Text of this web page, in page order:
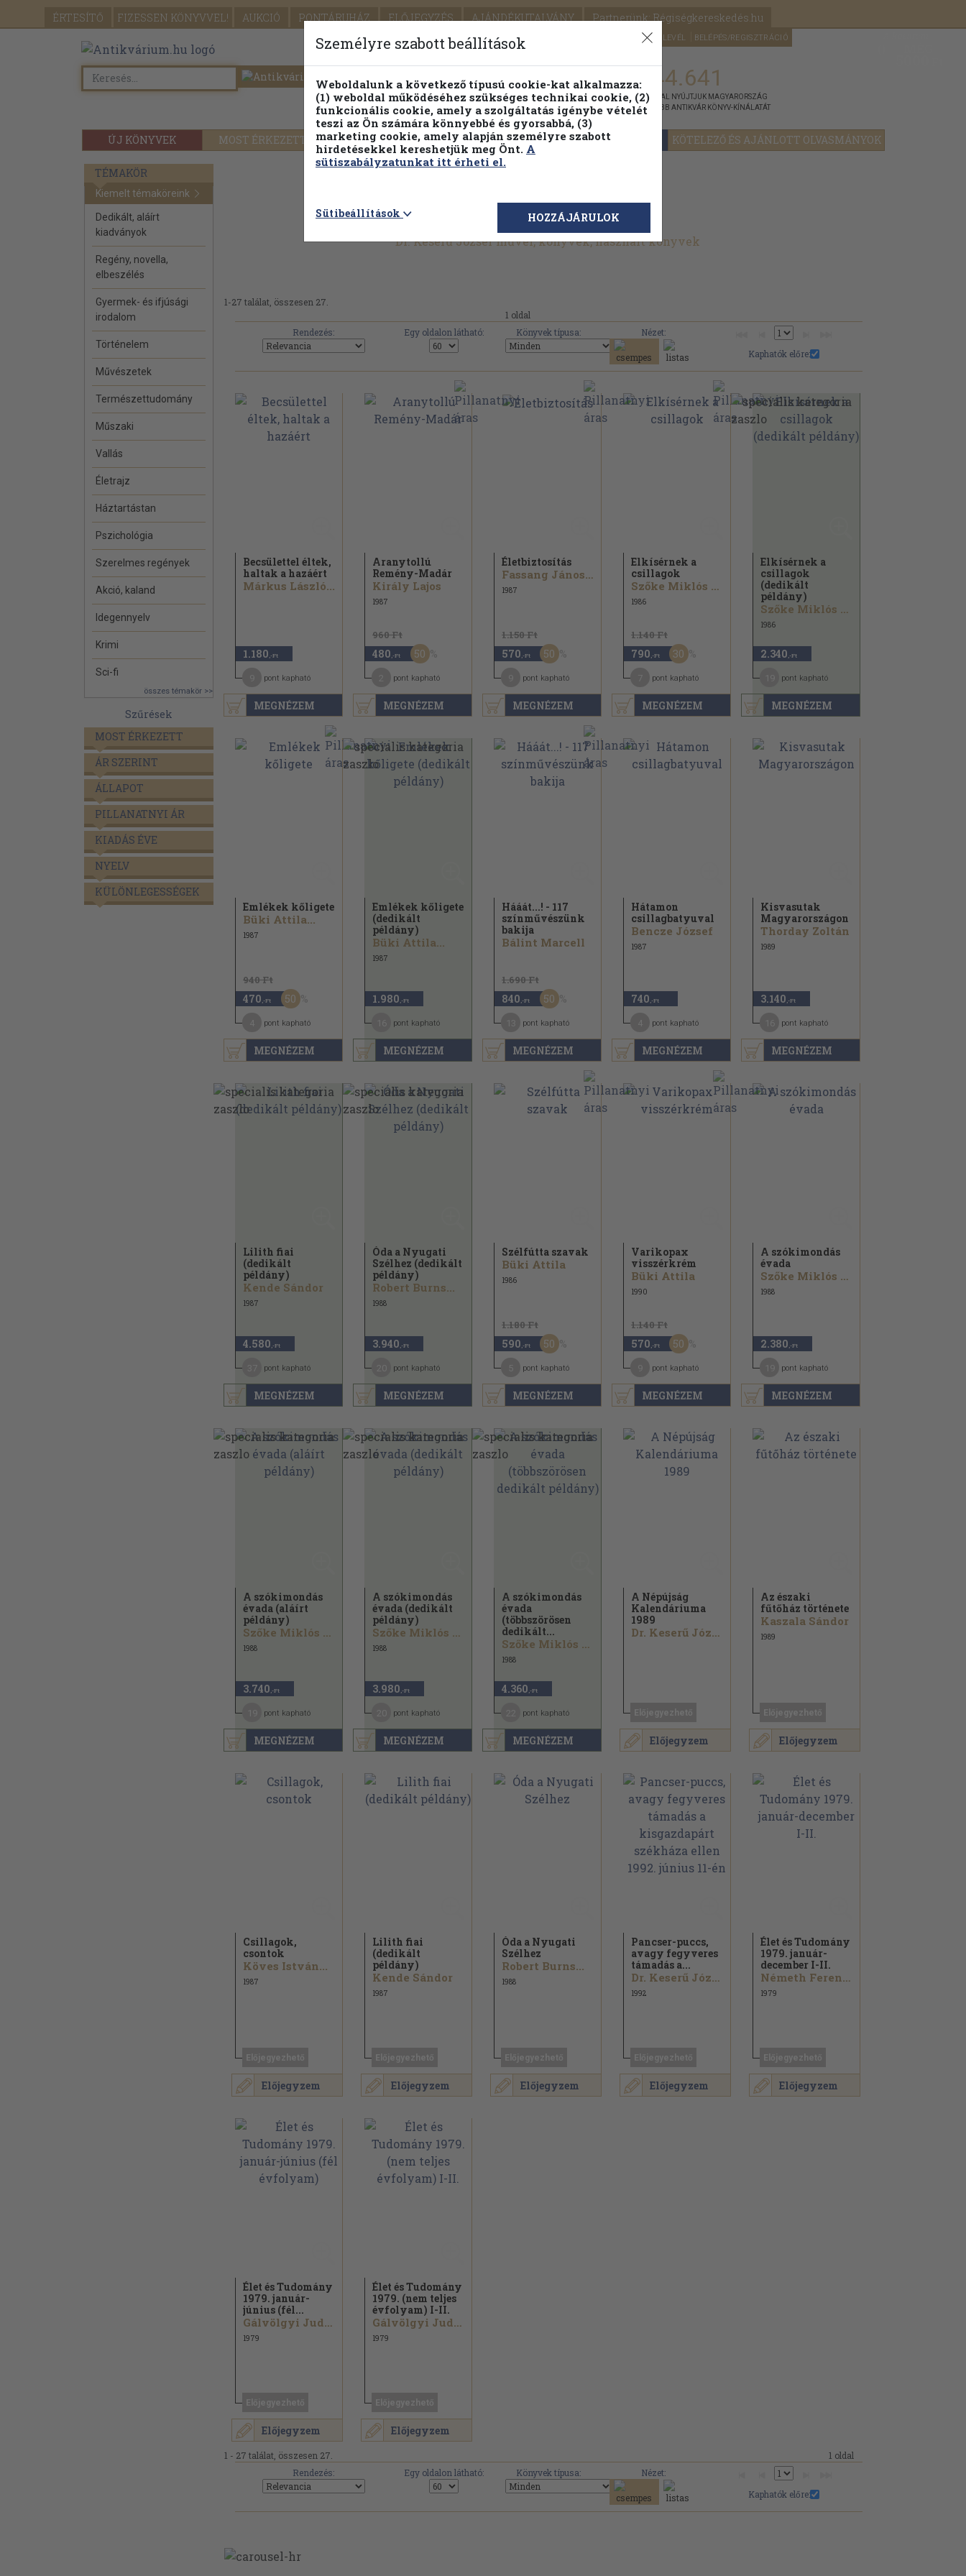
ÉRTESÍTŐ FIZESSEN KÖNYVVEL! AUKCIÓ PONTÁRUHÁZ ELŐJEGYZÉS AJÁNDÉKUTALVÁNY Partnerünk: Régiségkereskedés.hu
SEGÍTSÉG HÍRLEVÉL BELÉPÉS/REGISZTRÁCIÓ
ÚJ KÖNYVEK MOST ÉRKEZETT PILLANATNYI ÁRAINK FENNTARTHATÓ OLVASMÁNYOK KÖTELEZŐ ÉS AJÁNLOTT OLVASMÁNYOK
Részletes kereső Témaköri fa 1.144.641
KIADVÁNNYAL NYÚJTJUK MAGYARORSZÁG
LEGNAGYOBB ANTIKVÁR KÖNYV-KÍNÁLATÁT
TÉMAKÖR
Kiemelt témaköreink
Dedikált, aláírt
kiadványok
Regény, novella,
elbeszélés
Gyermek- és ifjúsági
irodalom
Történelem
Művészetek
Természettudomány
Műszaki
Vallás
Életrajz
Háztartástan
Pszichológia
Szerelmes regények
Akció, kaland
Idegennyelv
Krimi
Sci-fi
összes témakör >>
Szűrések
MOST ÉRKEZETT
ÁR SZERINT
ÁLLAPOT
PILLANATNYI ÁR
KIADÁS ÉVE
NYELV
KÜLÖNLEGESSÉGEK
Dr. Keserű József művei, könyvek, használt könyvek
1-27 találat, összesen 27.
1 oldal
Rendezés:
Egy oldalon látható: Könyvek típusa:
Nézet:
Kaphatók előre:
MEGNÉZEM
Becsülettel éltek,
haltak a hazáért
Márkus László...
1.180 ,-Ft
pont kapható
MEGNÉZEM
Aranytollú
Remény-Madár
Király Lajos
1987
960 Ft
480 ,-Ft 50
pont kapható
MEGNÉZEM
Életbiztosítás
Fassang János Pál
1987
1.150 Ft
570 ,-Ft 50
pont kapható
MEGNÉZEM
Elkísérnek a
csillagok
Szőke Miklós Árpád...
1986
1.140 Ft
790 ,-Ft 30
pont kapható
MEGNÉZEM
Elkísérnek a
csillagok
(dedikált
példány)
Szőke Miklós Árpád...
1986
2.340 ,-Ft
pont kapható
MEGNÉZEM
Emlékek kőligete
Büki Attila...
1987
940 Ft
470 ,-Ft 50
pont kapható
MEGNÉZEM
Emlékek kőligete
(dedikált
példány)
Büki Attila...
1987
1.980 ,-Ft
pont kapható
MEGNÉZEM
Hááát...! - 117
színművészünk
bakija
Bálint Marcell
1.690 Ft
840 ,-Ft 50
pont kapható
MEGNÉZEM
Hátamon
csillagbatyuval
Bencze József
1987
740 ,-Ft
pont kapható
MEGNÉZEM
Kisvasutak
Magyarországon
Thorday Zoltán
1989
3.140 ,-Ft
pont kapható
MEGNÉZEM
Lilith fiai
(dedikált
példány)
Kende Sándor
1987
4.580 ,-Ft
pont kapható
MEGNÉZEM
Óda a Nyugati
Szélhez (dedikált
példány)
Robert Burns...
1988
3.940 ,-Ft
pont kapható
MEGNÉZEM
Szélfútta szavak
Büki Attila
1986
1.180 Ft
590 ,-Ft 50
pont kapható
MEGNÉZEM
Varikopax
visszérkrém
Büki Attila
1990
1.140 Ft
570 ,-Ft 50
pont kapható
MEGNÉZEM
A szókimondás
évada
Szőke Miklós Árpád...
1988
2.380 ,-Ft
pont kapható
MEGNÉZEM
A szókimondás
évada (aláírt
példány)
Szőke Miklós Árpád...
1988
3.740 ,-Ft
pont kapható
MEGNÉZEM
A szókimondás
évada (dedikált
példány)
Szőke Miklós Árpád...
1988
3.980 ,-Ft
pont kapható
MEGNÉZEM
A szókimondás
évada
(többszörösen
dedikált...
Szőke Miklós Árpád...
1988
4.360 ,-Ft
pont kapható
Előjegyzem
A Népújság
Kalendáriuma
1989
Dr. Keserű József
Előjegyzem
Az északi
fűtőház története
Kaszala Sándor
1989
Előjegyzem
Csillagok,
csontok
Köves István...
1987
Előjegyzem
Lilith fiai
(dedikált
példány)
Kende Sándor
1987
Előjegyzem
Óda a Nyugati
Szélhez
Robert Burns...
1988
Előjegyzem
Pancser-puccs,
avagy fegyveres
támadás a...
Dr. Keserű József
1992
Előjegyzem
Élet és Tudomány
1979. január-
december I-II.
Németh Ferenc...
1979
Előjegyzem
Élet és Tudomány
1979. január-
június (fél...
Gálvölgyi Judit...
1979
Előjegyzem
Élet és Tudomány
1979. (nem teljes
évfolyam) I-II.
Gálvölgyi Judit...
1979
1 - 27 találat, összesen 27.
1 oldal
Rendezés:
Egy oldalon látható: Könyvek típusa:
Nézet:
Kaphatók előre:
Személyre szabott beállítások
Weboldalunk a következő típusú cookie-kat alkalmazza:
(1) weboldal működéséhez szükséges technikai cookie, (2)
funkcionális cookie, amely a szolgáltatás igénybe vételét
teszi az Ön számára könnyebbé és gyorsabbá, (3)
marketing cookie, amely alapján személyre szabott
hirdetésekkel kereshetjük meg Önt. A
sütiszabályzatunkat itt érheti el.
Sütibeállítások HOZZÁJÁRULOK